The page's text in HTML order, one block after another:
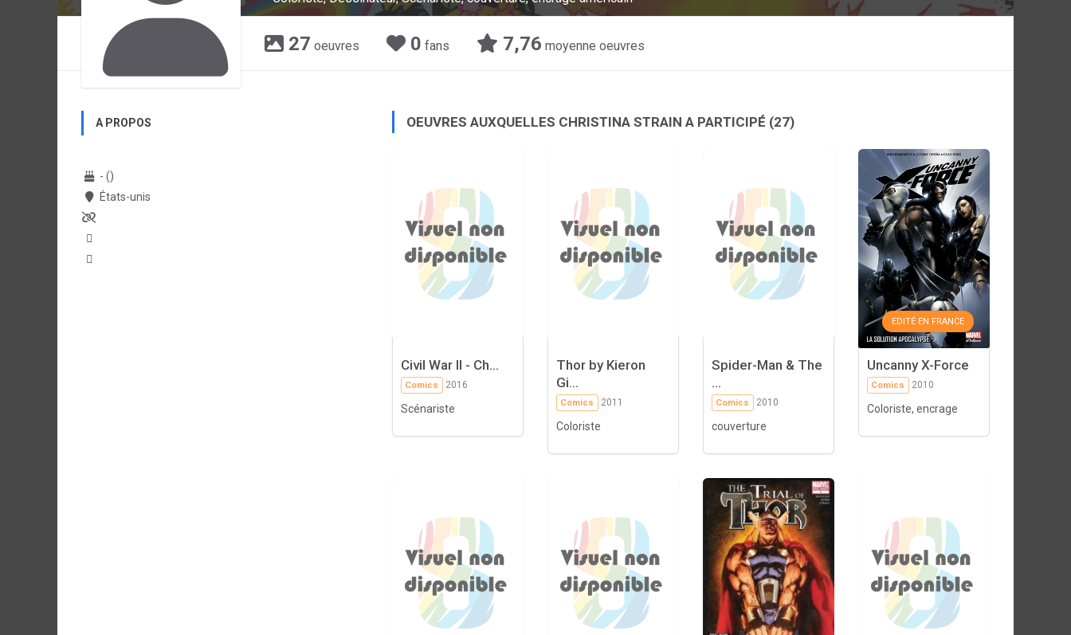
27 oeuvres 0 fans 7,76 moyenne oeuvres
A PROPOS
- ()
États-unis
OEUVRES AUXQUELLES CHRISTINA STRAIN A PARTICIPÉ (27)
Civil War II - Ch...
Comics 2016
Scénariste
Thor by Kieron
Gi...
Comics 2011
Coloriste
Spider-Man & The
...
Comics 2010
couverture
EDITÉ EN FRANCE
Uncanny X-Force
Comics 2010
Coloriste, encrage